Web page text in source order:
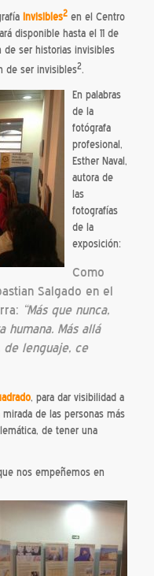
Invisibles2en el Centro
disponible hasta el 11 de
de ser historias invisibles
de ser invisibles2.
En palabras
de la
fotógrafa
profesional,
Esther Naval,
autora de
las
fotografías
de la
exposición:
Como
Salgado en el
“Más que nunca,
humana. Más allá
lenguaje, ce
, para dar visibilidad a
de las personas más
de tener una
nos empeñemos en